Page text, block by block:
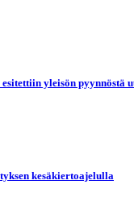
yleisön pyynnöstä
kesäkiertoajelulla